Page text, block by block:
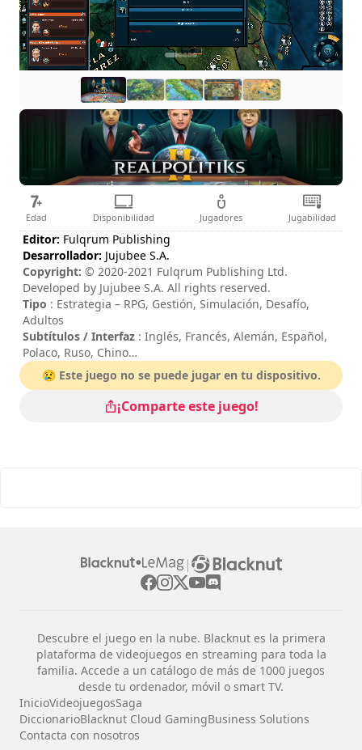
Edad Disponibilidad Jugadores Jugabilidad
Editor: Fulqrum Publishing
Desarrollador: Jujubee S.A.
Copyright: © 2020-2021 Fulqrum Publishing Ltd.
Developed by Jujubee S.A. All rights reserved.
Tipo : Estrategia – RPG, Gestión, Simulación, Desafío,
Adultos
Subtítulos / Interfaz : Inglés, Francés, Alemán, Español,
Polaco, Ruso, Chino
Session duration
: > 30 minutos
Duración total: 100h
😢 Este juego no se puede jugar en tu dispositivo.
¡Comparte este juego!
|
Descubre el juego en la nube. Blacknut es la primera
plataforma de videojuegos en streaming para toda la
familia. Accede a un catálogo de más de 1000 juegos
desde tu ordenador, móvil o smart TV.
InicioVideojuegosSaga
DiccionarioBlacknut Cloud GamingBusiness Solutions
Contacta con nosotros